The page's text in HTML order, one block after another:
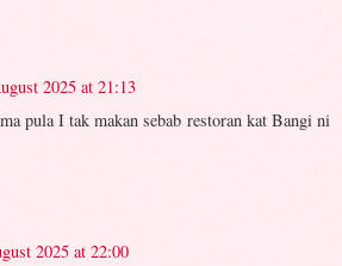
2025 at 21:13
pula I tak makan sebab restoran kat Bangi ni
2025 at 22:00